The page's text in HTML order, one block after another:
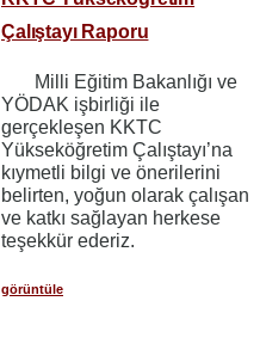
Çalıştayı Raporu
Milli Eğitim Bakanlığı ve
YÖDAK işbirliği ile
gerçekleşen KKTC
Yükseköğretim Çalıştayı’na
kıymetli bilgi ve önerilerini
belirten, yoğun olarak çalışan
ve katkı sağlayan herkese
teşekkür ederiz.
görüntüle